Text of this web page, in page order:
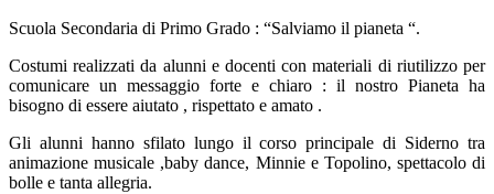
Scuola Secondaria di Primo Grado : “Salviamo il pianeta “.
Costumi realizzati da alunni e docenti con materiali di riutilizzo per
comunicare un messaggio forte e chiaro : il nostro Pianeta ha
bisogno di essere aiutato , rispettato e amato .
Gli alunni hanno sfilato lungo il corso principale di Siderno tra
animazione musicale ,baby dance, Minnie e Topolino, spettacolo di
bolle e tanta allegria.